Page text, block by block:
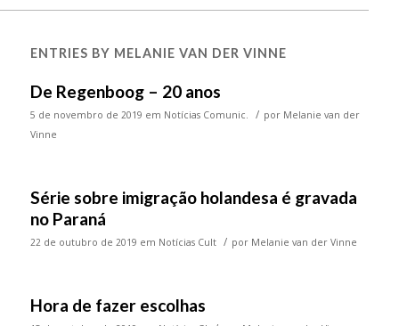
ENTRIES BY MELANIE VAN DER VINNE
De Regenboog – 20 anos
5 de novembro de 2019 em Notícias Comunic. / por Melanie van der
Vinne
Série sobre imigração holandesa é gravada
no Paraná
22 de outubro de 2019 em Notícias Cult / por Melanie van der Vinne
Hora de fazer escolhas